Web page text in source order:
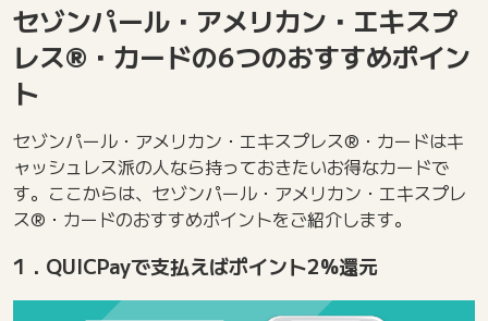
セゾンパール・アメリカン・エキスプ
レス®・カードの6つのおすすめポイン
ト
セゾンパール・アメリカン・エキスプレス®・カードはキ
ャッシュレス派の人なら持っておきたいお得なカードで
す。ここからは、セゾンパール・アメリカン・エキスプレ
ス®・カードのおすすめポイントをご紹介します。
1．QUICPayで支払えばポイント2%還元